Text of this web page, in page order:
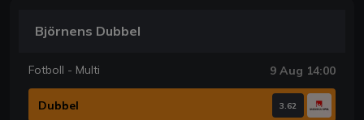
Björnens Dubbel
Fotboll - Multi 9 Aug 14:00
Dubbel 3.62